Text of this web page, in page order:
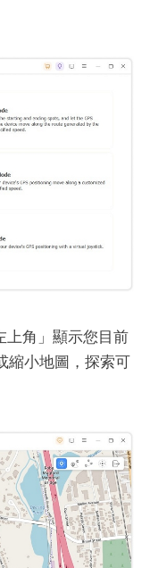
上角」顯示您目前
縮小地圖，探索可